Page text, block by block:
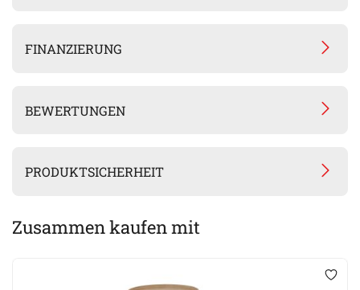
FINANZIERUNG
BEWERTUNGEN
PRODUKTSICHERHEIT
Zusammen kaufen mit